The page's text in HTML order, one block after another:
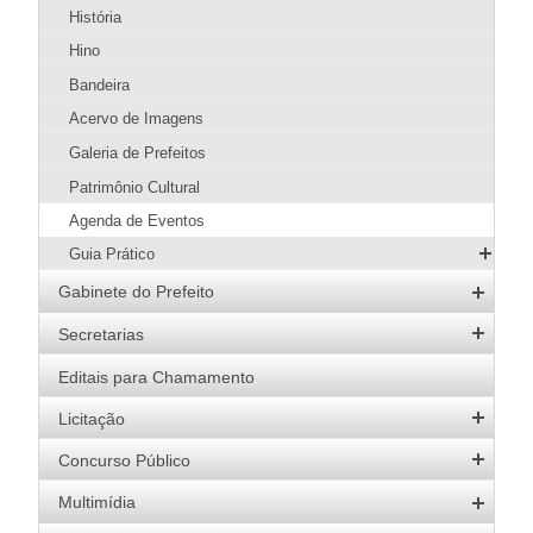
História
Hino
Bandeira
Acervo de Imagens
Galeria de Prefeitos
Patrimônio Cultural
Agenda de Eventos
Guia Prático
Hotéis e Pousadas
Pizzarias
Pastelarias
Bares, Lanchonetes e Sorveterias
Padarias
Gabinete do Prefeito
Prefeito
Agenda do Prefeito
Secretarias
Agricultura
Educação
Fazenda e Administração
Editais para Chamamento
Licitação
Editais Abertos
Atas de Registro de Preços
Concurso Público
Concursos Abertos
Multimídia